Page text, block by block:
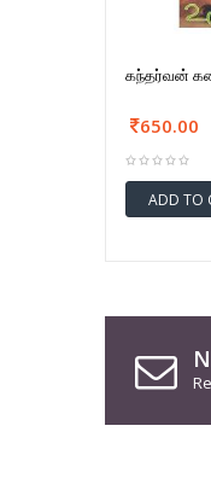
கந்தர்வன்
650.00
ADD TO